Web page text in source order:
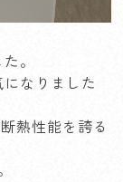
。
なりました
熱性能を誇る